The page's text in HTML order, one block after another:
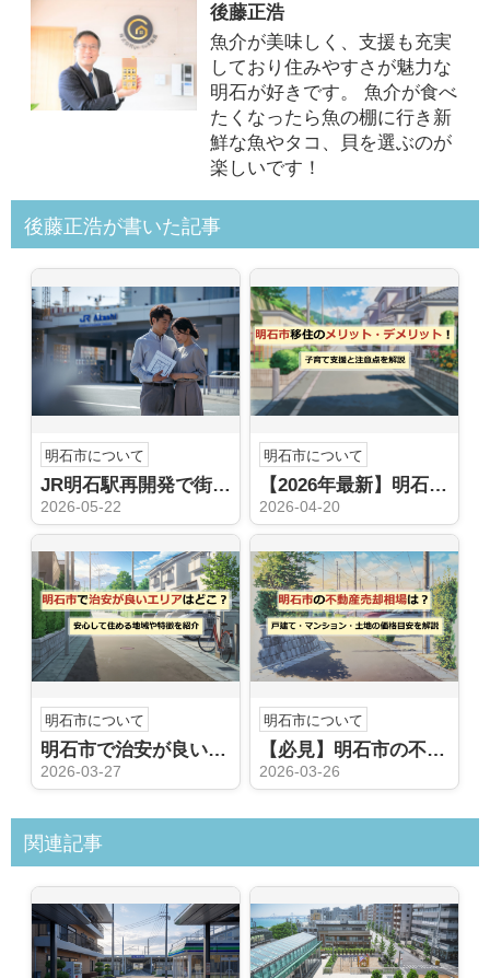
後藤正浩
魚介が美味しく、支援も充実
しており住みやすさが魅力な
明石が好きです。 魚介が食べ
たくなったら魚の棚に行き新
鮮な魚やタコ、貝を選ぶのが
楽しいです！
後藤正浩が書いた記事
明石市について
JR明石駅再開発で街はどう変わる？地価推移から購入売却の判断材料を整理
2026-05-22
明石市について
【2026年最新】明石市移住が子育て世帯に選ばれる理由｜所得制限なし「5つの無料化」と失敗しないエリア選び
2026-04-20
明石市について
明石市で治安が良いエリアはどこ？安心して住める地域や特徴を紹介
2026-03-27
明石市について
【必見】明石市の不動産売却相場は？戸建て・マンション・土地の価格目安を解説
2026-03-26
関連記事